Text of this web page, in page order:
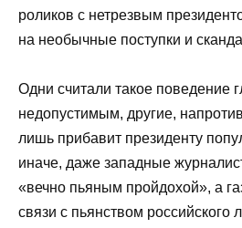
роликов с нетрезвым
на необычные поступки и
Одни считали такое поведение
недопустимым, другие,
лишь прибавит президенту
иначе, даже западные
«вечно пьяным пройдохой», а
связи с пьянством российского